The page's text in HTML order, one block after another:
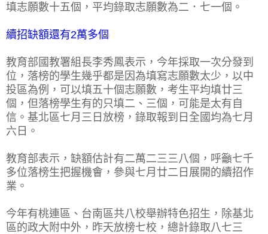
填志願數十五個，平均錄取志願數為二．七一個。
續招缺額還有2萬多個
教育部國教署組長李秀鳳表示，今年採取一次分發到
位，落榜的學生幾乎都是因為填寫志願數太少，以中
投區為例，可以填五十個志願數，考生平均填廿三
個，但落榜學生有的只填二、三個，可能是太有自
信。基北區七月三日放榜，錄取報到日全國均為七月
六日。
教育部表示，缺額估計有二萬二三三八個，呼籲七千
多位落榜生把握機會，參與七月廿二日展開的續招作
業。
今年有桃連區、台南區共八校舉辦特色招生，除基北
區的政大附中外，昨天放榜七校，總計錄取八七三